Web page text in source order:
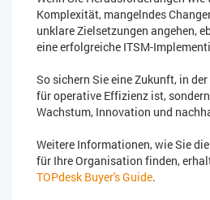
Komplexität, mangelndes
unklare Zielsetzungen angehen,
eine erfolgreiche ITSM-
So sichern Sie eine Zukunft, in
für operative Effizienz ist,
Wachstum, Innovation und
Weitere Informationen, wie Sie
für Ihre Organisation finden,
TOPdesk Buyer's Guide.